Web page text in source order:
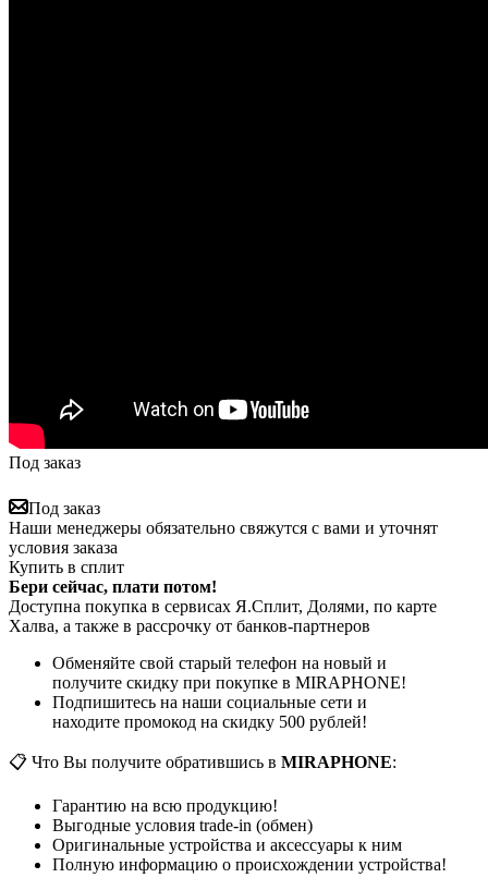
Под заказ
Под заказ
Наши менеджеры обязательно свяжутся с вами и уточнят
условия заказа
Купить в сплит
Бери сейчас, плати потом!
Доступна покупка в сервисах Я.Сплит, Долями, по карте
Халва, а также в рассрочку от банков-партнеров
Обменяйте свой старый телефон на новый и
получите скидку при покупке в MIRAPHONE!
Подпишитесь на наши социальные сети и
находите промокод на скидку 500 рублей!
📋 Что Вы получите обратившись в MIRAPHONE:
Гарантию на всю продукцию!
Выгодные условия trade-in (обмен)
Оригинальные устройства и аксессуары к ним
Полную информацию о происхождении устройства!